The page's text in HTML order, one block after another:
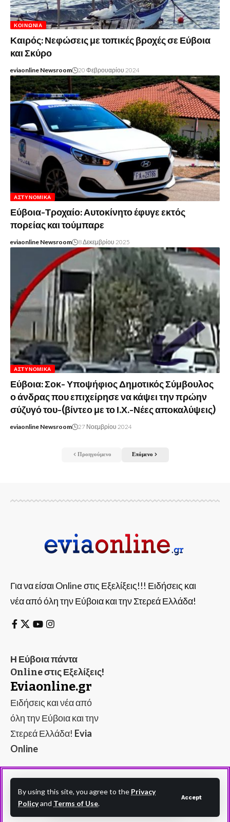
By using this site, you agree to the Privacy
Policyand Terms of Use.
Accept
ΚΟΙΝΩΝΊΑ
Καιρός: Νεφώσεις με τοπικές βροχές σε Εύβοια
και Σκύρο
eviaonline Newsroom 20 Φεβρουαρίου 2024
ΑΣΤΥΝΟΜΙΚΆ
Εύβοια-Τροχαίο: Αυτοκίνητο έφυγε εκτός
πορείας και τούμπαρε
eviaonline Newsroom 8 Δεκεμβρίου 2025
ΑΣΤΥΝΟΜΙΚΆ
Εύβοια: Σοκ- Υποψήφιος Δημοτικός Σύμβουλος
ο άνδρας που επιχείρησε να κάψει την πρώην
σύζυγό του-(βίντεο με το Ι.Χ.-Νέες αποκαλύψεις)
eviaonline Newsroom 27 Νοεμβρίου 2024
Προηγούμενο Επόμενο
Για να είσαι Online στις Εξελίξεις!!! Ειδήσεις και
νέα από όλη την Εύβοια και την Στερεά Ελλάδα!
Η Εύβοια πάντα
Online στις Εξελίξεις!
Eviaonline.gr
Ειδήσεις και νέα από
όλη την Εύβοια και την
Στερεά Ελλάδα! Evia
Online